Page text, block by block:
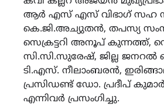
ആർ എസ് എസ് വിഭാഗ് സഹ
കെ.ജി.അച്യുതൻ, തപസ്യ
സെക്രട്ടറി അനൂപ് കുന്നത്ത്,
സി.സി.സുരേഷ്, ജില്ല ജനറൽ
ടി.എസ്. നീലാംബരൻ,
പ്രസിഡണ്ട് ഡോ. പ്രദീപ്
എന്നിവർ പ്രസംഗിച്ചു.